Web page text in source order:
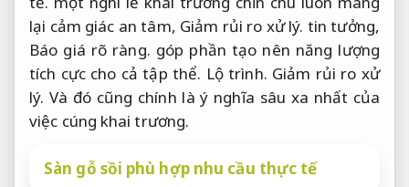
lại cảm giác an tâm, Giảm rủi ro xử lý. tin tưởng,
Báo giá rõ ràng. góp phần tạo nên năng lượng
tích cực cho cả tập thể. Lộ trình. Giảm rủi ro xử
lý. Và đó cũng chính là ý nghĩa sâu xa nhất của
việc cúng khai trương.
Sàn gỗ sồi phù hợp nhu cầu thực tế